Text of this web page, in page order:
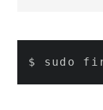
$ sudo